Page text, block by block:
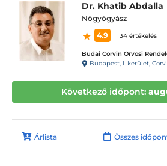
Dr. Khatib Abdalla
Nőgyógyász
4.9
34 értékelés
Budai Corvin Orvosi
Budapest, I. kerület,
Következő időpont:
Árlista Összes